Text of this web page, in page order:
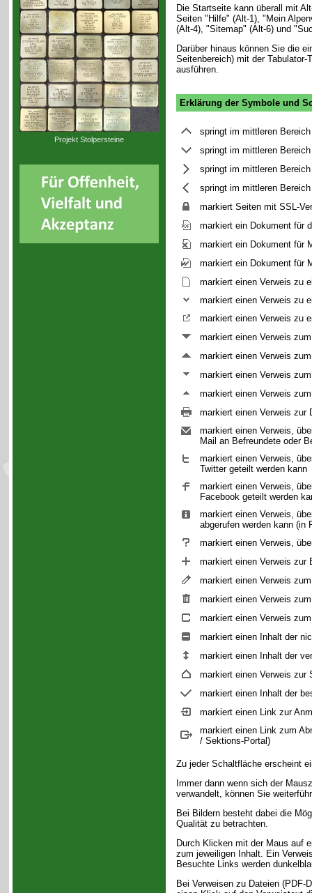
Projekt Stolpersteine
Die Startseite kann überall mit
Seiten "Hilfe" (Alt-1), "Mein
(Alt-4), "Sitemap" (Alt-6) und
Darüber hinaus können Sie die
Seitenbereich) mit der Tabulator-
ausführen.
Erklärung der Symbole und
springt im mittleren
springt im mittleren
springt im mittleren
springt im mittleren
markiert Seiten mit SSL-
markiert ein Dokument für
markiert ein Dokument für
markiert ein Dokument für
markiert einen Verweis zu
markiert einen Verweis zu
markiert einen Verweis zu
markiert einen Verweis
markiert einen Verweis
markiert einen Verweis
markiert einen Verweis
markiert einen Verweis zur
markiert einen Verweis,
Mail an Befreundete oder
markiert einen Verweis,
Twitter geteilt werden kann
markiert einen Verweis,
Facebook geteilt werden
markiert einen Verweis,
abgerufen werden kann (in
markiert einen Verweis,
markiert einen Verweis zur
markiert einen Verweis
markiert einen Verweis
markiert einen Verweis
markiert einen Inhalt der
markiert einen Inhalt der
markiert einen Verweis zur
markiert einen Inhalt der
markiert einen Link zur
markiert einen Link zum
/ Sektions-Portal)
Zu jeder Schaltfläche erscheint
Immer dann wenn sich der
verwandelt, können Sie
Bei Bildern besteht dabei die
Qualität zu betrachten.
Durch Klicken mit der Maus auf
zum jeweiligen Inhalt. Ein
Besuchte Links werden
Bei Verweisen zu Dateien (PDF-